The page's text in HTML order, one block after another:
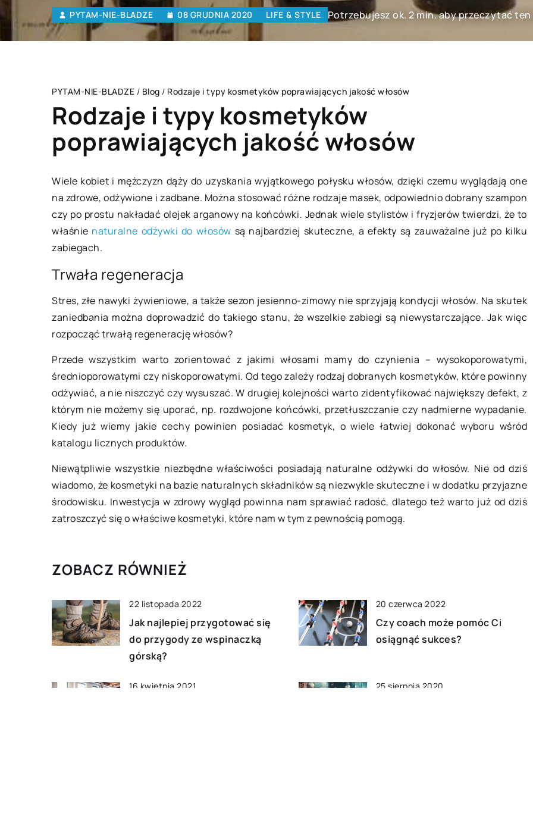
PYTAM-NIE-BLADZE 08 GRUDNIA 2020 LIFE & STYLE Potrzebujesz ok. 2 min. aby przeczytać ten
PYTAM-NIE-BLADZE / Blog / Rodzaje i typy kosmetyków poprawiających jakość włosów
Rodzaje i typy kosmetyków
poprawiających jakość włosów
Wiele kobiet i mężczyzn dąży do uzyskania wyjątkowego połysku włosów, dzięki czemu wyglądają one
na zdrowe, odżywione i zadbane. Można stosować różne rodzaje masek, odpowiednio dobrany szampon
czy po prostu nakładać olejek arganowy na końcówki. Jednak wiele stylistów i fryzjerów twierdzi, że to
właśnie naturalne odżywki do włosów są najbardziej skuteczne, a efekty są zauważalne już po kilku
zabiegach.
Trwała regeneracja
Stres, złe nawyki żywieniowe, a także sezon jesienno-zimowy nie sprzyjają kondycji włosów. Na skutek
zaniedbania można doprowadzić do takiego stanu, że wszelkie zabiegi są niewystarczające. Jak więc
rozpocząć trwałą regenerację włosów?
Przede wszystkim warto zorientować z jakimi włosami mamy do czynienia – wysokoporowatymi,
średnioporowatymi czy niskoporowatymi. Od tego zależy rodzaj dobranych kosmetyków, które powinny
odżywiać, a nie niszczyć czy wysuszać. W drugiej kolejności warto zidentyfikować największy defekt, z
którym nie możemy się uporać, np. rozdwojone końcówki, przetłuszczanie czy nadmierne wypadanie.
Kiedy już wiemy jakie cechy powinien posiadać kosmetyk, o wiele łatwiej dokonać wyboru wśród
katalogu licznych produktów.
Niewątpliwie wszystkie niezbędne właściwości posiadają naturalne odżywki do włosów. Nie od dziś
wiadomo, że kosmetyki na bazie naturalnych składników są niezwykle skuteczne i w dodatku przyjazne
środowisku. Inwestycja w zdrowy wygląd powinna nam sprawiać radość, dlatego też warto już od dziś
zatroszczyć się o właściwe kosmetyki, które nam w tym z pewnością pomogą.
ZOBACZ RÓWNIEŻ
22 listopada 2022
Jak najlepiej przygotować się
do przygody ze wspinaczką
górską?
20 czerwca 2022
Czy coach może pomóc Ci
osiągnąć sukces?
16 kwietnia 2021 25 sierpnia 2020
01 grudnia 2018
Co kupić kotu?
Gdy posiadamy kota, uwielbiamy mu
sprawiać różne prezenty i zazwyczaj
szalejemy na jego punkcie. Kupujemy
różne zabawki i przybory. Dbamy […]
15 sierpnia 2022
warto spróbować?
Wiele osób chce spróbować skoków
spadochronowych, ale nie wie jak
zacząć. Z tego artykułu dowiesz się
wszystkiego, co musisz wiedzieć